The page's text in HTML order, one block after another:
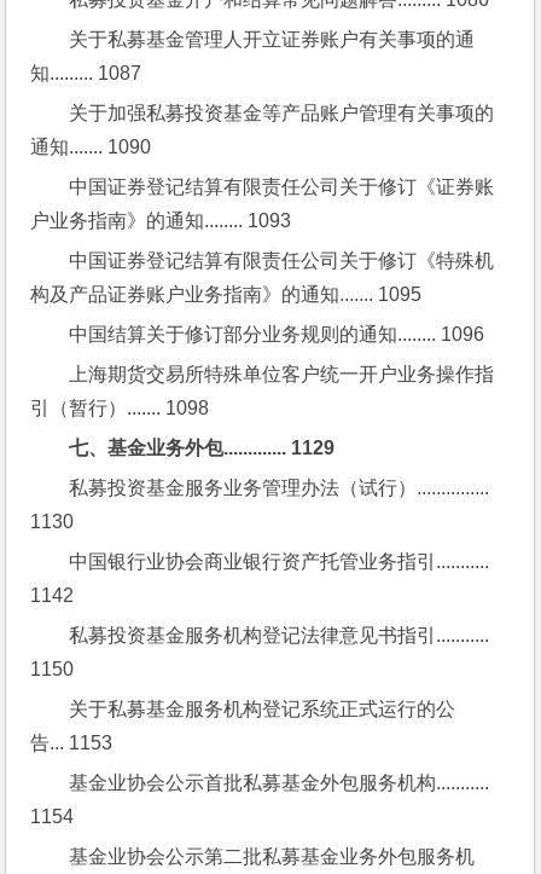
关于私募基金管理人开立证券账户有关事项的通
知......... 1087
关于加强私募投资基金等产品账户管理有关事项的
通知....... 1090
中国证券登记结算有限责任公司关于修订《证券账
户业务指南》的通知........ 1093
中国证券登记结算有限责任公司关于修订《特殊机
构及产品证券账户业务指南》的通知....... 1095
中国结算关于修订部分业务规则的通知........ 1096
上海期货交易所特殊单位客户统一开户业务操作指
引（暂行）....... 1098
七、基金业务外包............. 1129
私募投资基金服务业务管理办法（试行）...............
1130
中国银行业协会商业银行资产托管业务指引...........
1142
私募投资基金服务机构登记法律意见书指引...........
1150
关于私募基金服务机构登记系统正式运行的公
告... 1153
基金业协会公示首批私募基金外包服务机构...........
1154
基金业协会公示第二批私募基金业务外包服务机